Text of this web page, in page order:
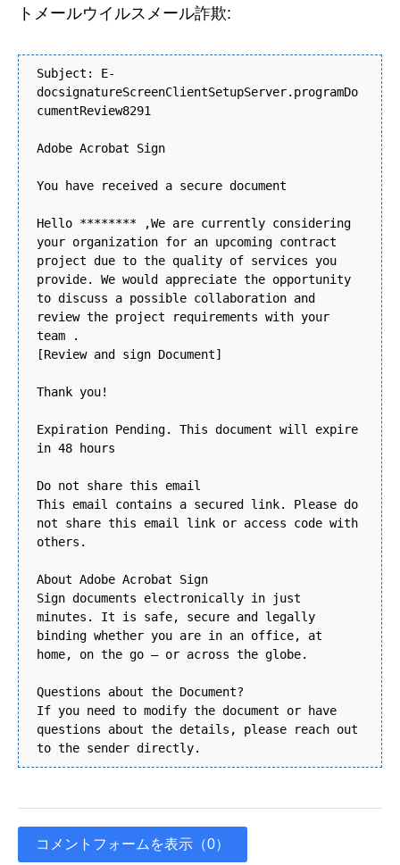
トメールウイルスメール詐欺:
Subject: E-
docsignatureScreenClientSetupServer.programDo
cumentReview8291
Adobe Acrobat Sign
You have received a secure document
Hello ******** ,We are currently considering
your organization for an upcoming contract
project due to the quality of services you
provide. We would appreciate the opportunity
to discuss a possible collaboration and
review the project requirements with your
team .
[Review and sign Document]
Thank you!
Expiration Pending. This document will expire
in 48 hours
Do not share this email
This email contains a secured link. Please do
not share this email link or access code with
others.
About Adobe Acrobat Sign
Sign documents electronically in just
minutes. It is safe, secure and legally
binding whether you are in an office, at
home, on the go — or across the globe.
Questions about the Document?
If you need to modify the document or have
questions about the details, please reach out
to the sender directly.
コメントフォームを表示（0）